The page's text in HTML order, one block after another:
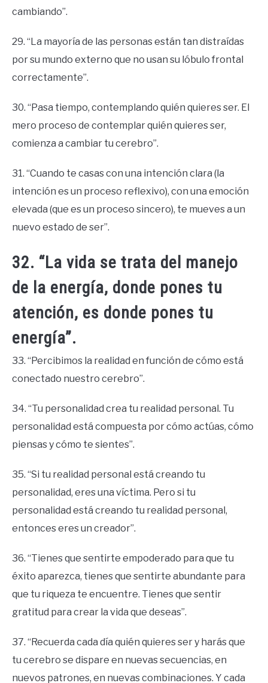
cambiando”.
29. “La mayoría de las personas están tan distraídas
por su mundo externo que no usan su lóbulo frontal
correctamente”.
30. “Pasa tiempo, contemplando quién quieres ser. El
mero proceso de contemplar quién quieres ser,
comienza a cambiar tu cerebro”.
31. “Cuando te casas con una intención clara (la
intención es un proceso reflexivo), con una emoción
elevada (que es un proceso sincero), te mueves a un
nuevo estado de ser”.
32. “La vida se trata del manejo
de la energía, donde pones tu
atención, es donde pones tu
energía”.
33. “Percibimos la realidad en función de cómo está
conectado nuestro cerebro”.
34. “Tu personalidad crea tu realidad personal. Tu
personalidad está compuesta por cómo actúas, cómo
piensas y cómo te sientes”.
35. “Si tu realidad personal está creando tu
personalidad, eres una víctima. Pero si tu
personalidad está creando tu realidad personal,
entonces eres un creador”.
36. “Tienes que sentirte empoderado para que tu
éxito aparezca, tienes que sentirte abundante para
que tu riqueza te encuentre. Tienes que sentir
gratitud para crear la vida que deseas”.
37. “Recuerda cada día quién quieres ser y harás que
tu cerebro se dispare en nuevas secuencias, en
nuevos patrones, en nuevas combinaciones. Y cada